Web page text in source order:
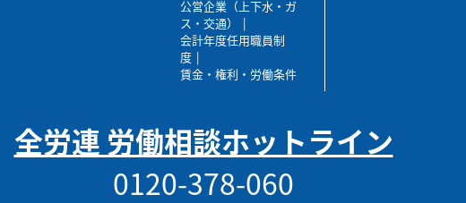
公営企業（上下水・ガ
ス・交通）
会計年度任用職員制
度
賃金・権利・労働条件
全労連 労働相談ホットライン
0120-378-060